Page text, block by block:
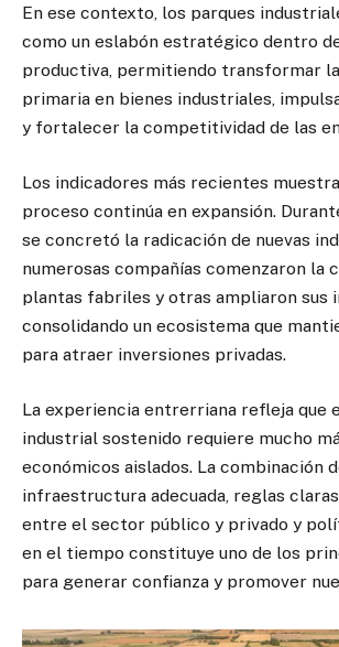
En ese contexto, los parques
como un eslabón estratégico dentro
productiva, permitiendo transformar
primaria en bienes industriales,
y fortalecer la competitividad de las
Los indicadores más recientes
proceso continúa en expansión.
se concretó la radicación de nuevas
numerosas compañías comenzaron la
plantas fabriles y otras ampliaron sus
consolidando un ecosistema que
para atraer inversiones privadas.
La experiencia entrerriana refleja que
industrial sostenido requiere mucho
económicos aislados. La combinación
infraestructura adecuada, reglas
entre el sector público y privado y
en el tiempo constituye uno de los
para generar confianza y promover